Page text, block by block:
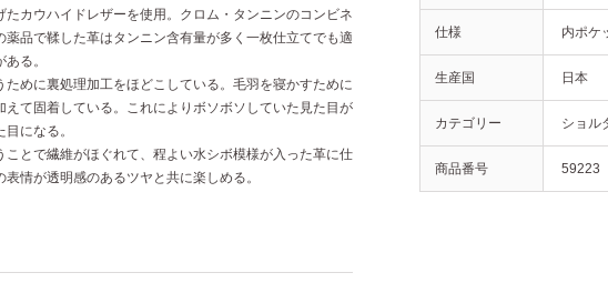
たカウハイドレザーを使用。クロム・タンニンのコンビネ
薬品で鞣した革はタンニン含有量が多く一枚仕立てでも適
る。
ために裏処理加工をほどこしている。毛羽を寝かすために
えて固着している。これによりボソボソしていた見た目が
になる。
ことで繊維がほぐれて、程よい水シボ模様が入った革に仕
情が透明感のあるツヤと共に楽しめる。
仕様 内ポケ
生産国 日本
カテゴリー ショル
商品番号 59223